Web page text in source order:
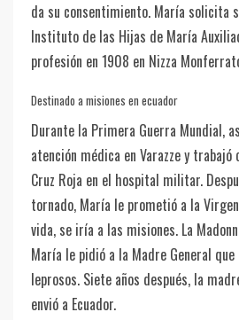
da su consentimiento. María solicita
Instituto de las Hijas de María
profesión en 1908 en Nizza
Destinado a misiones en ecuador
Durante la Primera Guerra Mundial,
atención médica en Varazze y
Cruz Roja en el hospital militar.
tornado, María le prometió a la
vida, se iría a las misiones. La
María le pidió a la Madre General
leprosos. Siete años después, la
envió a Ecuador.